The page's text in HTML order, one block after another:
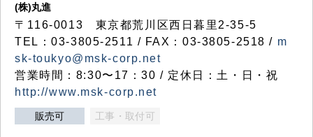
(株)丸進
〒116-0013 東京都荒川区西日暮里2-35-5
TEL：03-3805-2511 / FAX：03-3805-2518 / m
sk-toukyo@msk-corp.net
営業時間：8:30〜17：30 / 定休日：土・日・祝
http://www.msk-corp.net
販売可 工事・取付可